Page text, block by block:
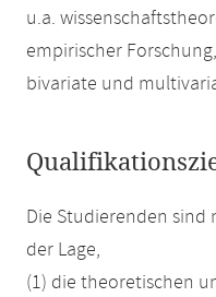
u.a.
empirischer
bivariate und
Die Studierenden sind
der Lage,
(1) die theoretischen